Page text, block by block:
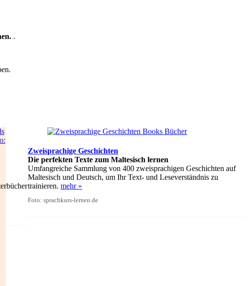
.
Zweisprachige Geschichten
Die perfekten Texte zum Maltesisch lernen
Umfangreiche Sammlung von 400 zweisprachigen Geschichten auf
Maltesisch und Deutsch, um Ihr Text- und Leseverständnis zu
trainieren.mehr »
Foto: sprachkurs-lernen.de